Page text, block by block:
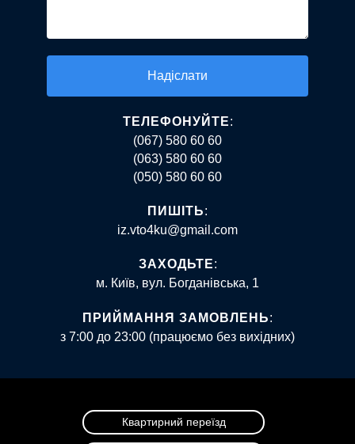
ТЕЛЕФОНУЙТЕ:
(067) 580 60 60
(063) 580 60 60
(050) 580 60 60
ПИШІТЬ:
iz.vto4ku@gmail.com
ЗАХОДЬТЕ:
м. Київ, вул. Богданівська, 1
ПРИЙМАННЯ ЗАМОВЛЕНЬ:
з 7:00 до 23:00 (працюємо без вихідних)
Квартирний переїзд